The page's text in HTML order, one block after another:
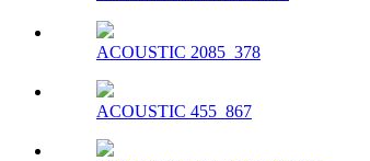
ACOUSTIC 2085_378
ACOUSTIC 455_867